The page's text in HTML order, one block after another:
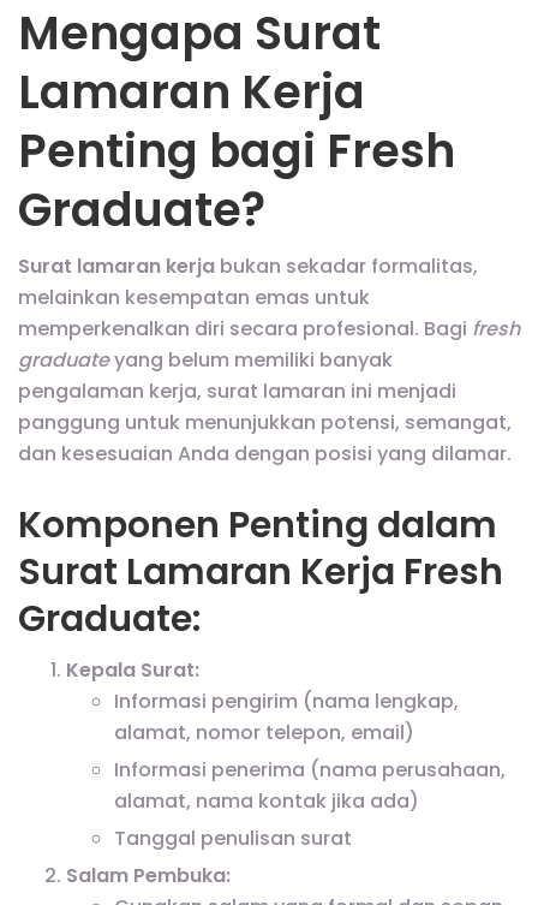
Mengapa Surat
Lamaran Kerja
Penting bagi Fresh
Graduate?
Surat lamaran kerja bukan sekadar formalitas,
melainkan kesempatan emas untuk
memperkenalkan diri secara profesional. Bagi fresh
graduateyang belum memiliki banyak
pengalaman kerja, surat lamaran ini menjadi
panggung untuk menunjukkan potensi, semangat,
dan kesesuaian Anda dengan posisi yang dilamar.
Komponen Penting dalam
Surat Lamaran Kerja Fresh
Graduate:
Kepala Surat:
Informasi pengirim (nama lengkap,
alamat, nomor telepon, email)
Informasi penerima (nama perusahaan,
alamat, nama kontak jika ada)
Tanggal penulisan surat
Salam Pembuka: